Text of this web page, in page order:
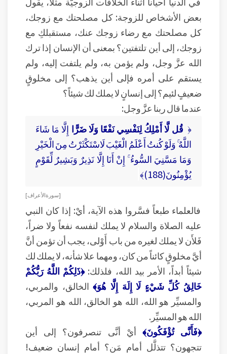
بعض الأشخاص للزوجة: كل مصلحتك مع زوجك،
كل مصلحتك مع رضاء زوجك عنك، مستقبلكِ مع
زوجك، إلى أين تلتفتين؟ بمعنى أن الإنسان إذا ترك
الله عزَّ وجل، ولم يؤمن به، ولم يلتفت إليه، ولم
يستقم على أمره فإلى أين يذهب؟ إلى مخلوقٍ
ضعيفٍ لئيم؟ إلى إنسانٍ لا يملك لك شيئاً؟
عندما قال ربنا عزَّ وجل:
﴿قُل لَّا أَمْلِكُ لِنَفْسِي نَفْعًا وَلَا ضَرًّا إِلَّا مَا شَاءَ
اللَّهُ ۚ وَلَوْ كُنتُ أَعْلَمُ الْغَيْبَ لَاسْتَكْثَرْتُ مِنَ الْخَيْرِ
وَمَا مَسَّنِيَ السُّوءُ ۚ إِنْ أَنَا إِلَّا نَذِيرٌ وَبَشِيرٌ لِّقَوْمٍ
يُؤْمِنُونَ(188)﴾
[ سورة الأعراف ]
فالعلماء طبعاً فسَّروا هذه الآية، أيْ: إذا كان النبي
عليه الصلاة والسلام لا يملك لنفسه نفعاً ولا ضراً،
فَلأَن لا يملك لغيره من باب أَوْلى، يجب أن تؤمن أنَّ
أيَّ مخلوقٍ كائناً من كان، ومهما علا شأنه، لا يملك لك
شيئاً أبداً، الأمر بيد الله، فلذلك: ﴿ذَلِكُمْ اللَّهُ رَبُّكُمْ
خَالِقُ كُلِّ شَيْءٍ لَا إِلَهَ إِلَّا هُوَ﴾ الخالق، والمربي،
والمسيِّر هو الله، الله هو الخالق، الله هو المربي،
الله هو المسيِّر.
﴿فَأَنَّى تُؤْفَكُونَ﴾ أيْ أنَّى تنصرفون؟ إلى أين
تتجهون؟ تتذلَّل أمام مَن؟ أمام إنسان ضعيف!